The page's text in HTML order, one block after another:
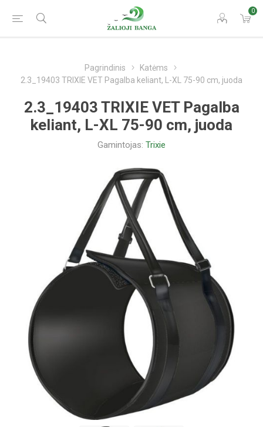
0
Pagrindinis
Katėms
2.3_19403 TRIXIE VET Pagalba keliant, L-XL 75-90 cm, juoda
2.3_19403 TRIXIE VET Pagalba
keliant, L-XL 75-90 cm, juoda
Gamintojas: Trixie